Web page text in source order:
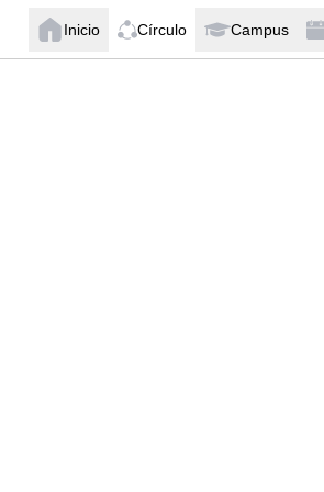
Inicio Círculo Campus